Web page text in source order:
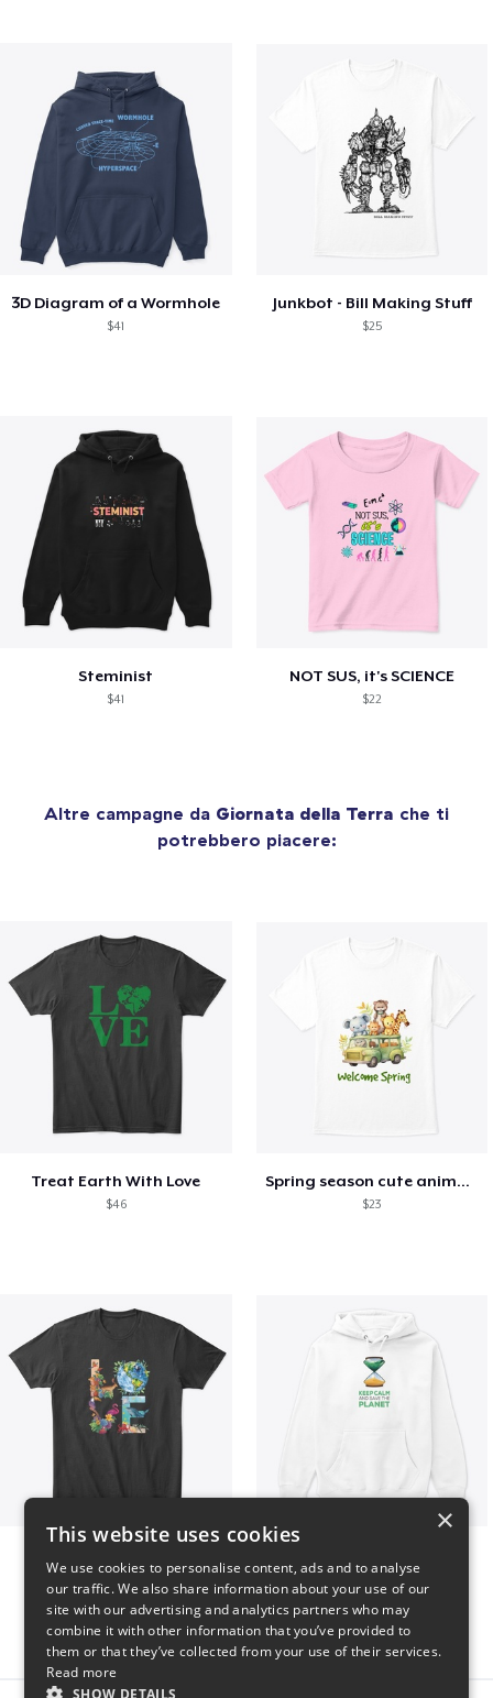
3D Diagram of a Wormhole
$41
Junkbot - Bill Making Stuff
$25
Steminist
$41
NOT SUS, it's SCIENCE
$22
Altre campagne da Giornata della Terra che ti
potrebbero piacere:
Treat Earth With Love
$46
Spring season cute animal kids tshirt
$23
$46 $50
×
This website uses cookies
We use cookies to personalise content, ads and to analyse
our traffic. We also share information about your use of our
site with our advertising and analytics partners who may
combine it with other information that you’ve provided to
them or that they’ve collected from your use of their services.
Read more
SHOW DETAILS